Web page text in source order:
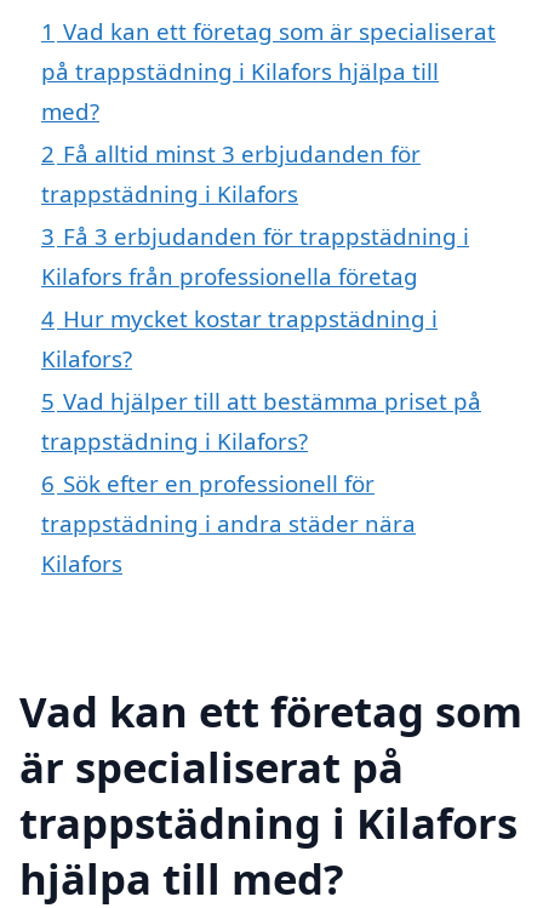
1 Vad kan ett företag som är specialiserat
på trappstädning i Kilafors hjälpa till
med?
2 Få alltid minst 3 erbjudanden för
trappstädning i Kilafors
3 Få 3 erbjudanden för trappstädning i
Kilafors från professionella företag
4 Hur mycket kostar trappstädning i
Kilafors?
5 Vad hjälper till att bestämma priset på
trappstädning i Kilafors?
6 Sök efter en professionell för
trappstädning i andra städer nära
Kilafors
Vad kan ett företag som
är specialiserat på
trappstädning i Kilafors
hjälpa till med?